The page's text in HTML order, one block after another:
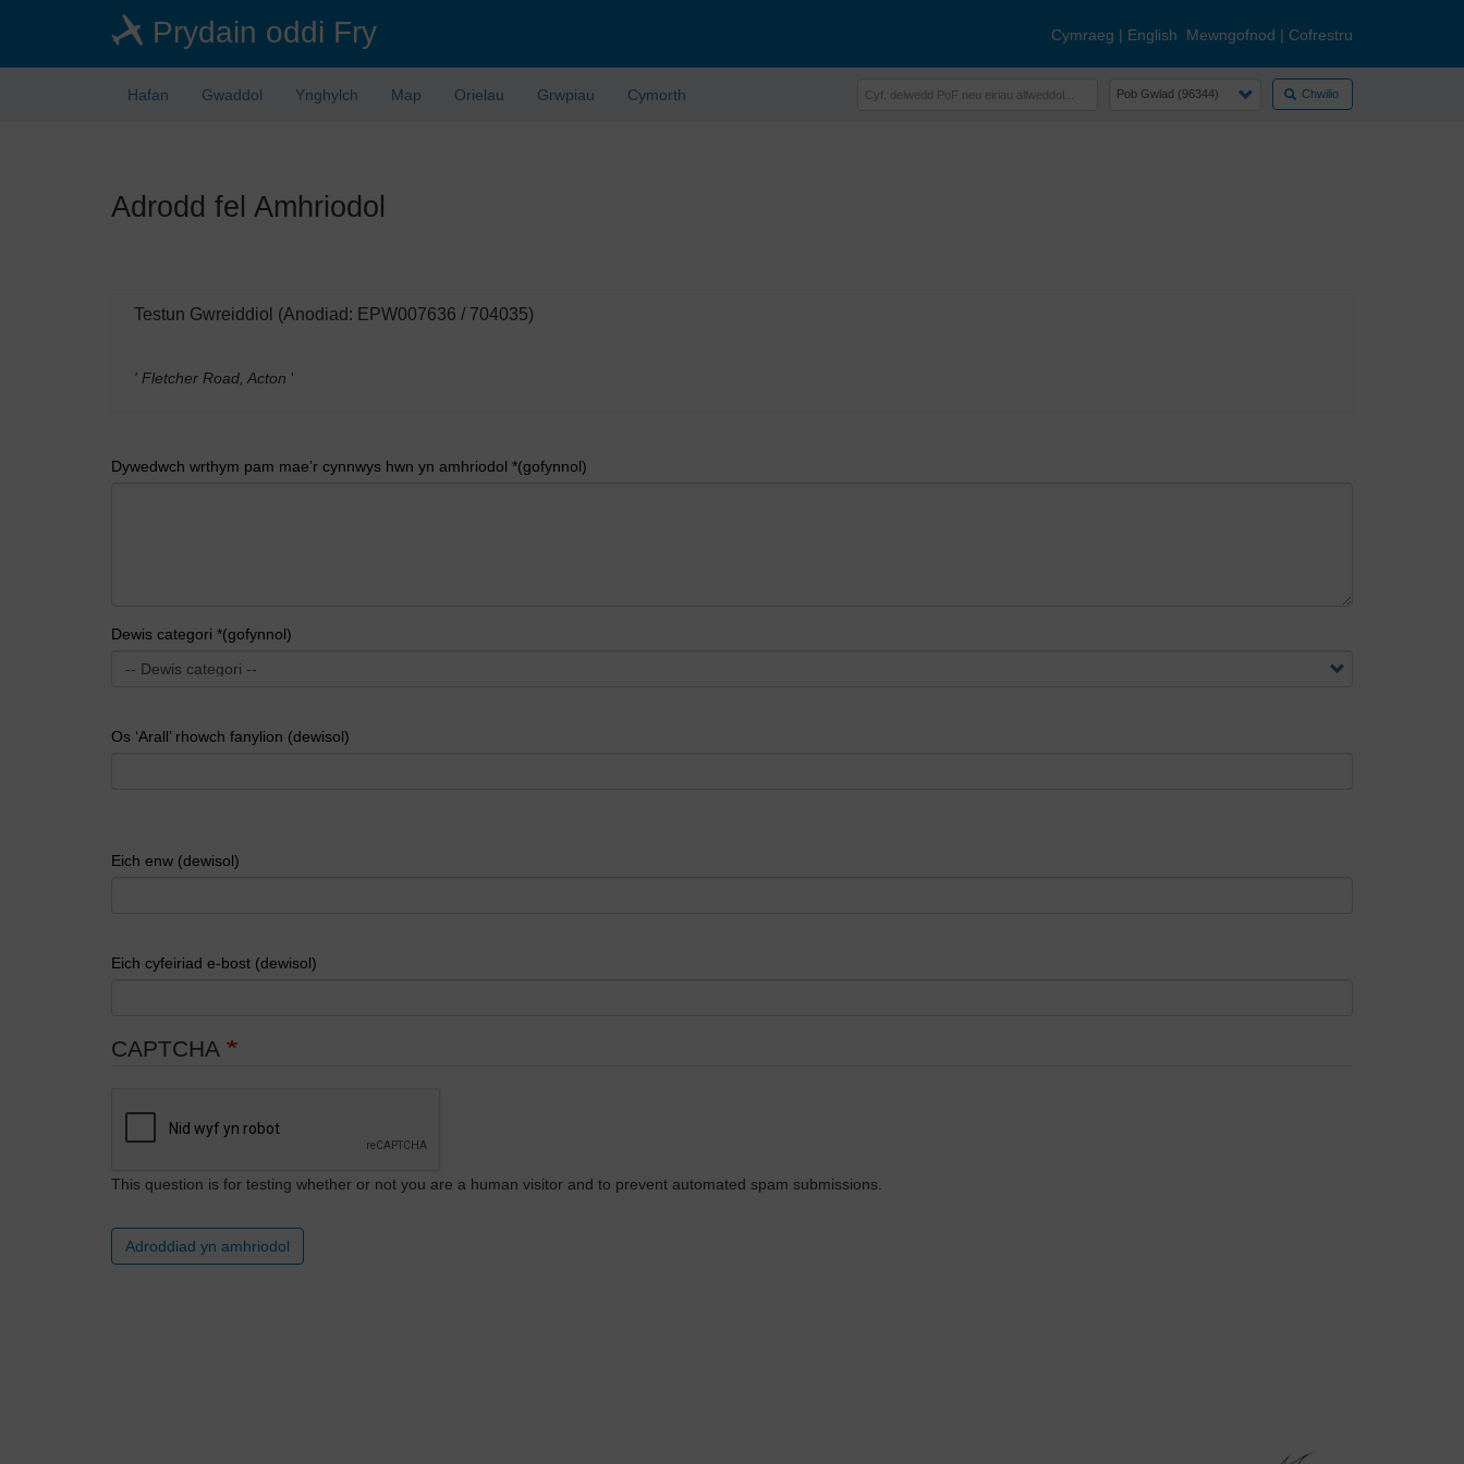
Prydain oddi Fry Cymraeg | English Mewngofnod | Cofrestru
Hafan Gwaddol Ynghylch Map Orielau Grwpiau Cymorth Chwilio
Adrodd fel Amhriodol
Testun Gwreiddiol (Anodiad: EPW007636 / 704035)
' Fletcher Road, Acton '
Dywedwch wrthym pam mae’r cynnwys hwn yn amhriodol *(gofynnol)
Dewis categori *(gofynnol)
Os ‘Arall’ rhowch fanylion (dewisol)
Eich enw (dewisol)
Eich cyfeiriad e-bost (dewisol)
CAPTCHA
This question is for testing whether or not you are a human visitor and to prevent automated spam submissions.
Adroddiad yn amhriodol